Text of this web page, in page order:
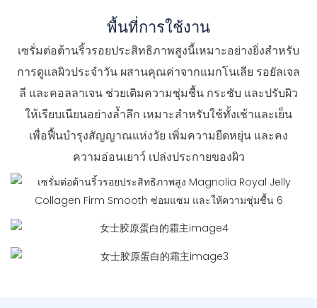
พื้นที่การใช้งาน
เซรั่มต่อต้านริ้วรอยประสิทธิภาพสูงนี้เหมาะอย่างยิ่งสำหรับ
การดูแลผิวประจำวัน ผสานคุณค่าจากแมกโนเลีย รอยัลเจล
ลี และคอลลาเจน ช่วยเติมความชุ่มชื้น กระชับ และปรับผิว
ให้เรียบเนียนอย่างล้ำลึก เหมาะสำหรับใช้ทั้งเช้าและเย็น
เพื่อฟื้นบำรุงสัญญาณแห่งวัย เพิ่มความยืดหยุ่น และคง
ความอ่อนเยาว์ เปล่งประกายของผิว